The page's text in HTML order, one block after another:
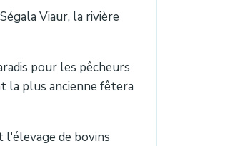
Viaur, la rivière
pour les pêcheurs
la plus ancienne fêtera
de bovins